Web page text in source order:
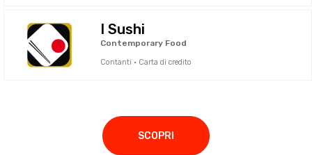
I Sushi
Contemporary Food
Contanti · Carta di credito
SCOPRI